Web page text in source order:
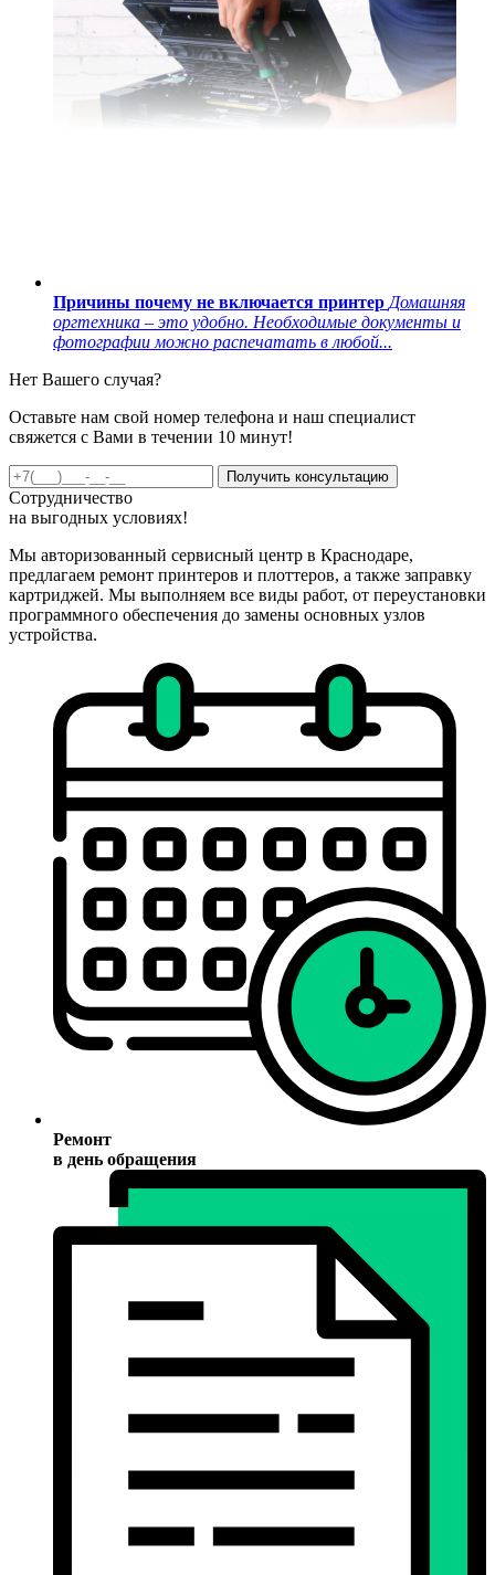
Причины почему не включается принтер Домашняя
оргтехника – это удобно. Необходимые документы и
фотографии можно распечатать в любой...
Нет Вашего случая?
Оставьте нам свой номер телефона и наш специалист
свяжется с Вами в течении 10 минут!
Получить консультацию
Сотрудничество
на выгодных условиях!
Мы авторизованный сервисный центр в Краснодаре,
предлагаем ремонт принтеров и плоттеров, а также заправку
картриджей. Мы выполняем все виды работ, от переустановки
программного обеспечения до замены основных узлов
устройства.
Ремонт
в день обращения